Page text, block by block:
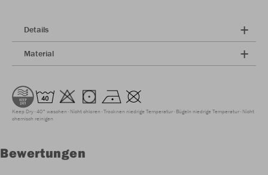
Details
Material
Keep Dry 40° waschen Nicht chloren Trocknen niedrige Temperatur Bügeln niedrige Temperatur Nicht
chemisch reinigen
Bewertungen